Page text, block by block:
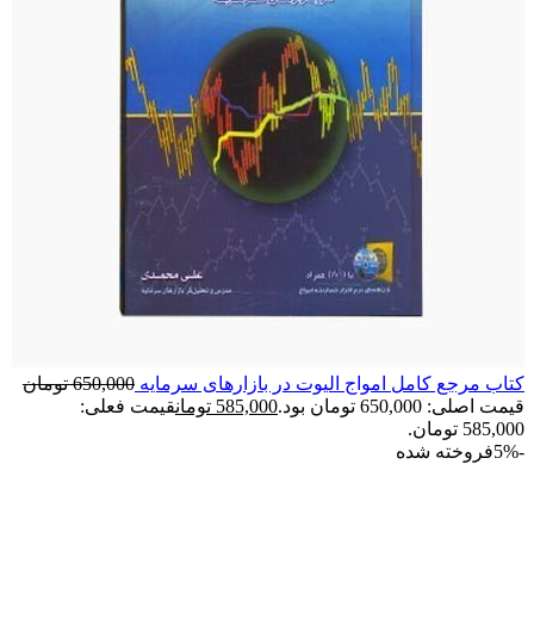
کتاب مرجع کامل امواج الیوت در بازارهای سرمایه 650,000 تومان
قیمت اصلی: 650,000 تومان بود.
585,000 تومانقیمت فعلی:
585,000 تومان.
-5%
فروخته شده